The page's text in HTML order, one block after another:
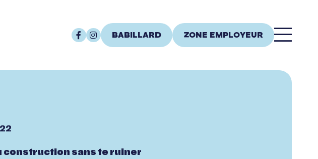
BABILLARD ZONE EMPLOYEUR
construction sans te ruiner